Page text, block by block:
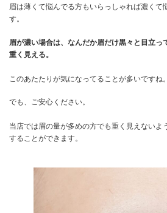
眉は薄くて悩んでる方もいらっしゃれば濃くて
す。
眉が濃い場合は、なんだか眉だけ黒々と目立っ
重く見える。
このあたたりが気になってることが多いですね。
でも、ご安心ください。
当店では眉の量が多めの方でも重く見えないよ
することができます。